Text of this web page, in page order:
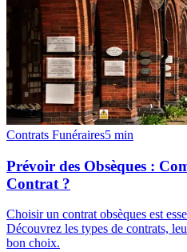
Contrats Funéraires5 min
Prévoir des Obsèques :
Contrat ?
Choisir un contrat obsèques est
Découvrez les types de contrats,
bon choix.